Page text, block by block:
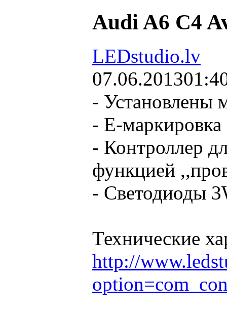
Audi A6 C4
LEDstudio.lv
07.06.2013
- Установлены
- Е-маркировка
- Контроллер
функцией
- Светодиоды
Технические
http://